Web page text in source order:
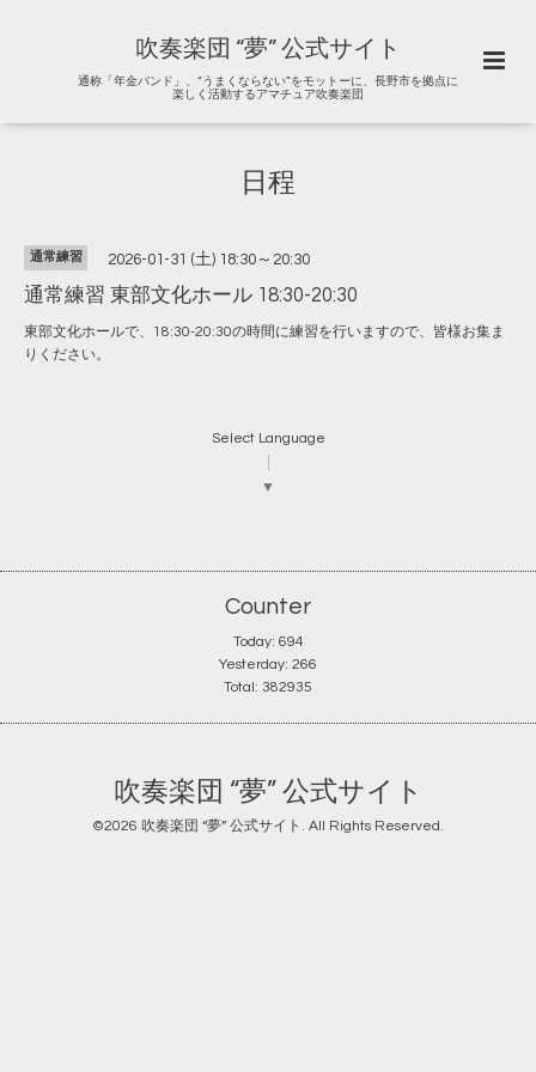
吹奏楽団 “夢” 公式サイト
通称「年金バンド」、“うまくならない”をモットーに、長野市を拠点に
楽しく活動するアマチュア吹奏楽団
日程
通常練習 2026-01-31 (土) 18:30～20:30
通常練習 東部文化ホール 18:30-20:30
東部文化ホールで、18:30-20:30の時間に練習を行いますので、皆様お集ま
りください。
Select Language
▼
Counter
Today: 694
Yesterday: 266
Total: 382935
吹奏楽団 “夢” 公式サイト
©2026 吹奏楽団 “夢” 公式サイト . All Rights Reserved.